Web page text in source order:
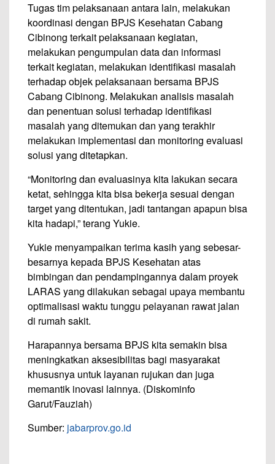
Tugas tim pelaksanaan antara lain, melakukan
koordinasi dengan BPJS Kesehatan Cabang
Cibinong terkait pelaksanaan kegiatan,
melakukan pengumpulan data dan informasi
terkait kegiatan, melakukan identifikasi masalah
terhadap objek pelaksanaan bersama BPJS
Cabang Cibinong. Melakukan analisis masalah
dan penentuan solusi terhadap identifikasi
masalah yang ditemukan dan yang terakhir
melakukan implementasi dan monitoring evaluasi
solusi yang ditetapkan.
“Monitoring dan evaluasinya kita lakukan secara
ketat, sehingga kita bisa bekerja sesuai dengan
target yang ditentukan, jadi tantangan apapun bisa
kita hadapi,” terang Yukie.
Yukie menyampaikan terima kasih yang sebesar-
besarnya kepada BPJS Kesehatan atas
bimbingan dan pendampingannya dalam proyek
LARAS yang dilakukan sebagai upaya membantu
optimalisasi waktu tunggu pelayanan rawat jalan
di rumah sakit.
Harapannya bersama BPJS kita semakin bisa
meningkatkan aksesibilitas bagi masyarakat
khususnya untuk layanan rujukan dan juga
memantik inovasi lainnya. (Diskominfo
Garut/Fauziah)
Sumber: jabarprov.go.id